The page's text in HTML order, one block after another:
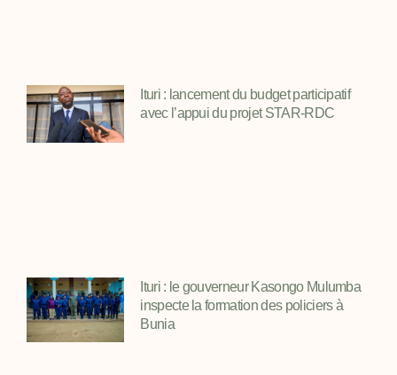
Ituri : lancement du budget participatif
avec l’appui du projet STAR-RDC
Ituri : le gouverneur Kasongo Mulumba
inspecte la formation des policiers à
Bunia